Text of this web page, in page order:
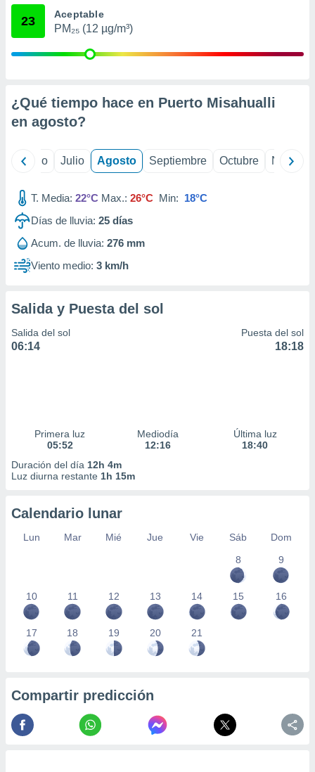
publicidad
1199
23 Aceptable
PM₂₅ (12 µg/m³)
¿Qué tiempo hace en Puerto Misahualli
en agosto?
Junio Julio Agosto Septiembre Octubre
T. Media: 22°C Max.: 26°C Min: 18°C
Días de lluvia: 25 días
Acum. de lluvia: 276 mm
Viento medio: 3 km/h
Salida y Puesta del sol
Salida del sol
06:14
Puesta del sol
18:18
Primera luz
05:52
Mediodía
12:16
Última luz
18:40
Duración del día 12h 4m
Luz diurna restante 1h 15m
Calendario lunar
Lun Mar Mié Jue Vie Sáb
Dom
8
9
10 11 12 13 14 15 16
17 18 19 20 21
Compartir predicción